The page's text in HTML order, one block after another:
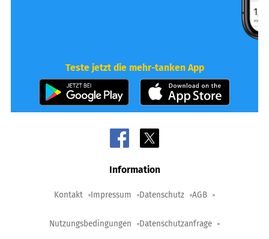
Teste jetzt die mehr-tanken App
Information
Kontakt Impressum Datenschutz AGB
Nutzungsbedingungen Datenschutzanfrage